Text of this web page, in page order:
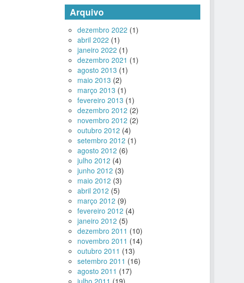
Arquivo
dezembro 2022 (1)
abril 2022 (1)
janeiro 2022 (1)
dezembro 2021 (1)
agosto 2013 (1)
maio 2013 (2)
março 2013 (1)
fevereiro 2013 (1)
dezembro 2012 (2)
novembro 2012 (2)
outubro 2012 (4)
setembro 2012 (1)
agosto 2012 (6)
julho 2012 (4)
junho 2012 (3)
maio 2012 (3)
abril 2012 (5)
março 2012 (9)
fevereiro 2012 (4)
janeiro 2012 (5)
dezembro 2011 (10)
novembro 2011 (14)
outubro 2011 (13)
setembro 2011 (16)
agosto 2011 (17)
julho 2011 (19)